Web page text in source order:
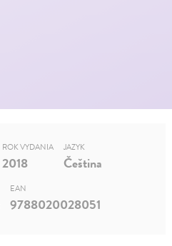
ROK VYDANIA
2018
JAZYK
Čeština
EAN
9788020028051